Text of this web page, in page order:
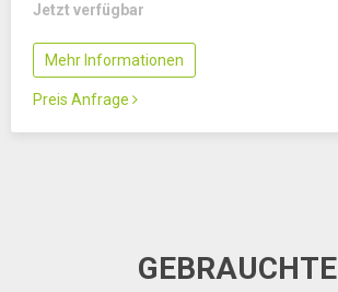
Jetzt verfügbar
Mehr Informationen
Preis Anfrage
GEBRAUCHTE